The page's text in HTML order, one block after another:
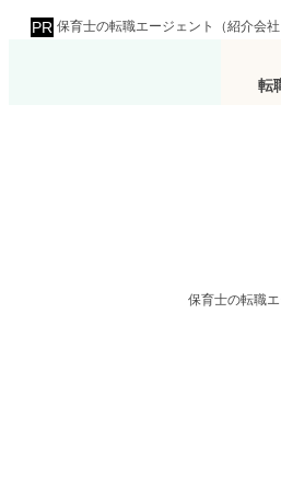
保育士の転職エージェント（紹介会
転
保育士の転職